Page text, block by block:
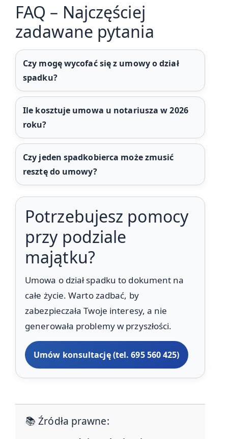
FAQ – Najczęściej
zadawane pytania
Czy mogę wycofać się z umowy o dział
spadku?
Ile kosztuje umowa u notariusza w 2026
roku?
Czy jeden spadkobierca może zmusić
resztę do umowy?
Potrzebujesz pomocy
przy podziale
majątku?
Umowa o dział spadku to dokument na
całe życie. Warto zadbać, by
zabezpieczała Twoje interesy, a nie
generowała problemy w przyszłości.
Umów konsultację (tel. 695 560 425)
📚 Źródła prawne: